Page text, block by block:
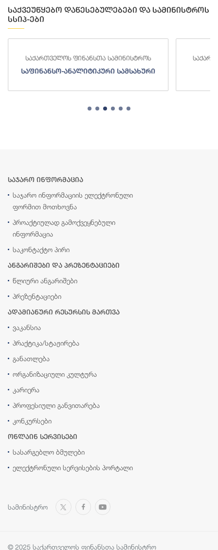
საქვეუწყებო დაწესებულებები და სამინისტროს
სსიპ-ები
საქართველოს ფინანსთა სამინისტროს
საფინანსო-ანალიტიკური სამსახური
საჯარო ინფორმაცია
საჯარო ინფორმაციის ელექტრონული
ფორმით მოთხოვნა
პროაქტიულად გამოქვეყნებული
ინფორმაცია
საკონტაქტო პირი
ანგარიშები და პრეზენტაციები
წლიური ანგარიშები
პრეზენტაციები
ადამიანური რესურსის მართვა
ვაკანსია
პრაქტიკა/სტაჟირება
განათლება
ორგანიზაციული კულტურა
კარიერა
პროფესიული განვითარება
კონკურსები
ონლაინ სერვისები
სასარგებლო ბმულები
ელექტრონული სერვისების პორტალი
სამინისტრო
© 2025 საქართველოს ფინანსთა სამინისტრო